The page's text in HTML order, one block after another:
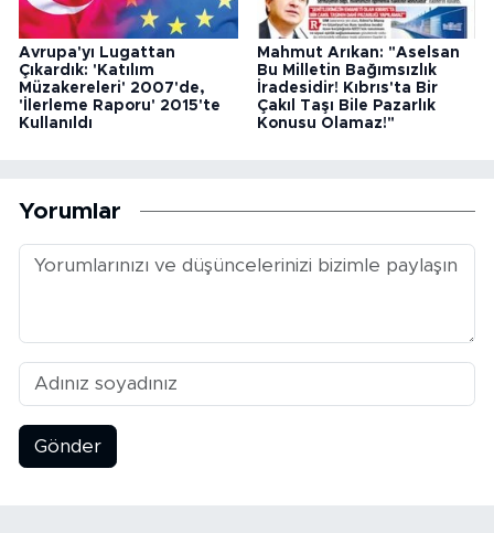
Avrupa'yı Lugattan
Çıkardık: 'Katılım
Müzakereleri' 2007'de,
'İlerleme Raporu' 2015'te
Kullanıldı
Mahmut Arıkan: "Aselsan
Bu Milletin Bağımsızlık
İradesidir! Kıbrıs'ta Bir
Çakıl Taşı Bile Pazarlık
Konusu Olamaz!"
Yorumlar
Gönder